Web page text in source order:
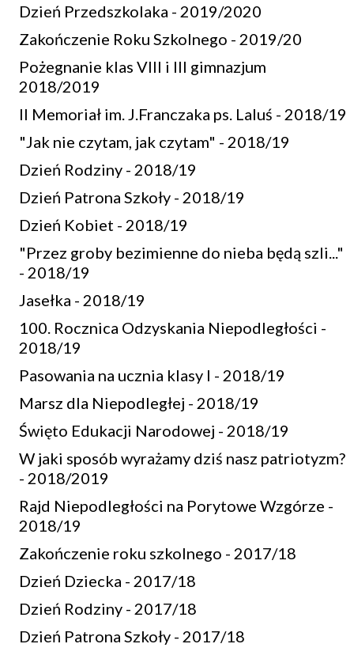
Dzień Przedszkolaka - 2019/2020
Zakończenie Roku Szkolnego - 2019/20
Pożegnanie klas VIII i III gimnazjum
2018/2019
II Memoriał im. J.Franczaka ps. Laluś - 2018/19
"Jak nie czytam, jak czytam" - 2018/19
Dzień Rodziny - 2018/19
Dzień Patrona Szkoły - 2018/19
Dzień Kobiet - 2018/19
"Przez groby bezimienne do nieba będą szli..."
- 2018/19
Jasełka - 2018/19
100. Rocznica Odzyskania Niepodległości -
2018/19
Pasowania na ucznia klasy I - 2018/19
Marsz dla Niepodległej - 2018/19
Święto Edukacji Narodowej - 2018/19
W jaki sposób wyrażamy dziś nasz patriotyzm?
- 2018/2019
Rajd Niepodległości na Porytowe Wzgórze -
2018/19
Zakończenie roku szkolnego - 2017/18
Dzień Dziecka - 2017/18
Dzień Rodziny - 2017/18
Dzień Patrona Szkoły - 2017/18